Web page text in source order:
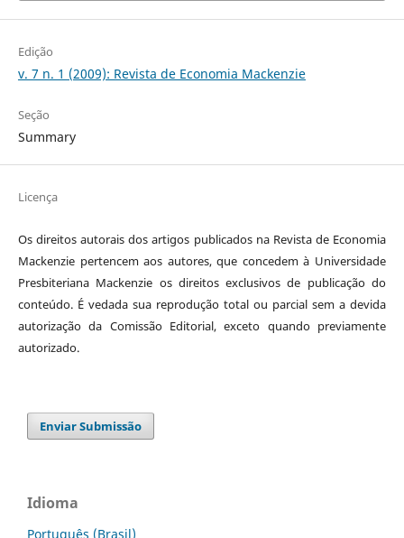
Edição
v. 7 n. 1 (2009): Revista de Economia Mackenzie
Seção
Summary
Licença
Os direitos autorais dos artigos publicados na Revista de Economia
Mackenzie pertencem aos autores, que concedem à Universidade
Presbiteriana Mackenzie os direitos exclusivos de publicação do
conteúdo. É vedada sua reprodução total ou parcial sem a devida
autorização da Comissão Editorial, exceto quando previamente
autorizado.
Enviar Submissão
Idioma
Português (Brasil)